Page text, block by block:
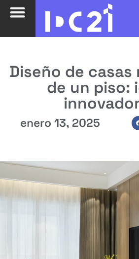
Diseño de casas
de un piso:
enero 13, 2025